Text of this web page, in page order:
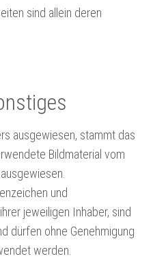
sind allein deren
ausgewiesen, stammt das
Bildmaterial vom
und
jeweiligen Inhaber, sind
dürfen ohne Genehmigung
werden.